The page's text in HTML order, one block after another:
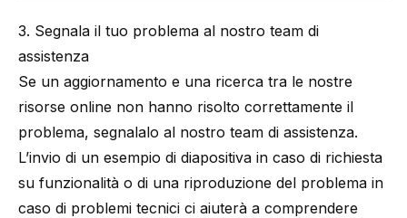
3. Segnala il tuo problema al nostro team di
assistenza
Se un aggiornamento e una ricerca tra le nostre
risorse online non hanno risolto correttamente il
problema, segnalalo al nostro team di assistenza.
L’invio di un esempio di diapositiva in caso di richiesta
su funzionalità o di una riproduzione del problema in
caso di problemi tecnici ci aiuterà a comprendere